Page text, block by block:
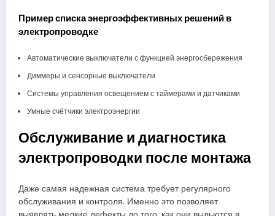
Пример списка энергоэффективных решений в
электропроводке
Автоматические выключатели с функцией энергосбережения
Диммеры и сенсорные выключатели
Системы управления освещением с таймерами и датчиками
Умные счётчики электроэнергии
Обслуживание и диагностика
электропроводки после монтажа
Даже самая надежная система требует регулярного
обслуживания и контроля. Именно это позволяет